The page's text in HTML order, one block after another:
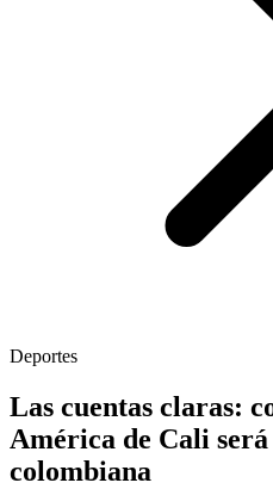
Deportes
Las cuentas claras:
América de Cali
colombiana